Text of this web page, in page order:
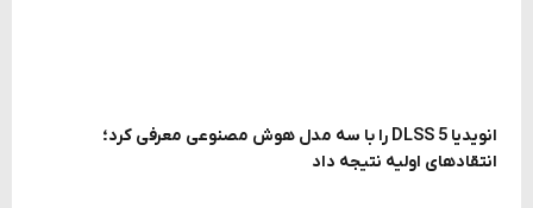
انویدیا DLSS 5 را با سه مدل هوش مصنوعی معرفی کرد؛
انتقادهای اولیه نتیجه داد